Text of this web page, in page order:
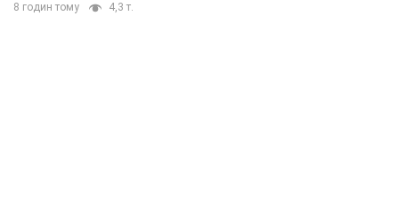
8 годин тому 4,3 т.